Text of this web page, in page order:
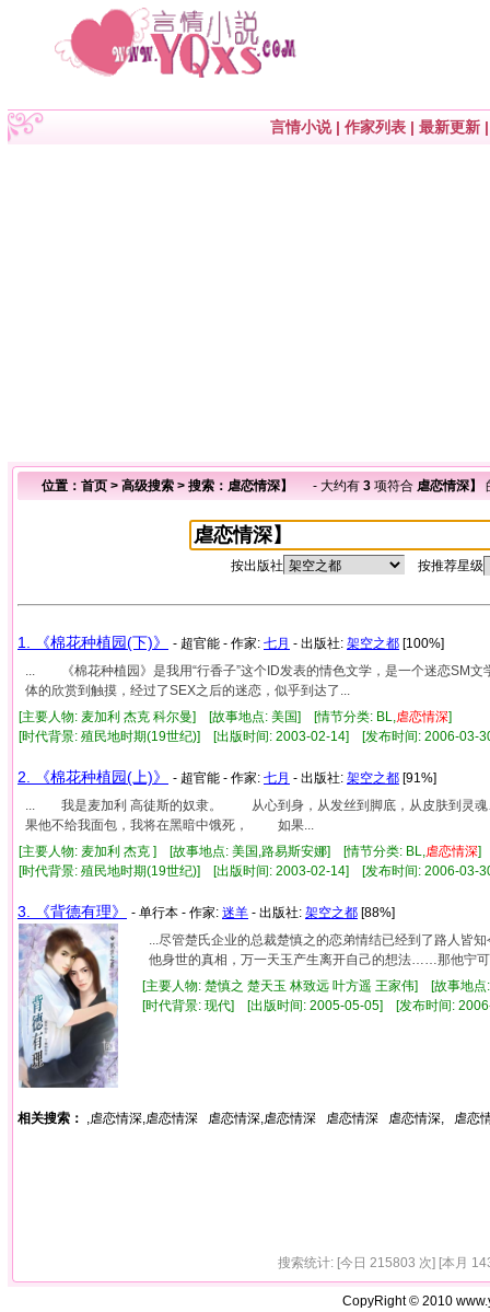
言情小说| 作家列表 | 最新更新
位置： 首页 > 高级搜索 > 搜索：虐恋情深】 - 大约有 3 项符合 虐恋情深】
按出版社 按推荐星级
1. 《棉花种植园(下)》 - 超官能 - 作家: 七月 - 出版社: 架空之都 [100%]
... 《棉花种植园》是我用“行香子”这个ID发表的情色文学，是一个迷恋SM
体的欣赏到触摸，经过了SEX之后的迷恋，似乎到达了...
[主要人物: 麦加利 杰克 科尔曼] [故事地点: 美国] [情节分类: BL,
虐恋情深]
[时代背景: 殖民地时期(19世纪)] [出版时间: 2003-02-14] [发布时间: 2006-
2. 《棉花种植园(上)》 - 超官能 - 作家: 七月 - 出版社: 架空之都 [91%]
... 我是麦加利 高徒斯的奴隶。 从心到身，从发丝到脚底，从皮肤
果他不给我面包，我将在黑暗中饿死， 如果...
[主要人物: 麦加利 杰克 ] [故事地点: 美国,路易斯安娜] [情节分类: BL,
虐恋情深
[时代背景: 殖民地时期(19世纪)] [出版时间: 2003-02-14] [发布时间: 2006-
3. 《背德有理》 - 单行本 - 作家: 迷羊 - 出版社: 架空之都 [88%]
...尽管楚氏企业的总裁楚慎之的恋弟情结已经到了路人皆
他身世的真相，万一天玉产生离开自己的想法……那他宁
[主要人物: 楚慎之 楚天玉 林致远 叶方遥 王家伟] [故事地
[时代背景: 现代] [出版时间: 2005-05-05] [发布时间:
相关搜索： ,虐恋情深,虐恋情深 虐恋情深,虐恋情深 虐恋情深 虐恋情深, 虐恋
搜索统计: [今日 215803 次] [本月
CopyRight © 2010